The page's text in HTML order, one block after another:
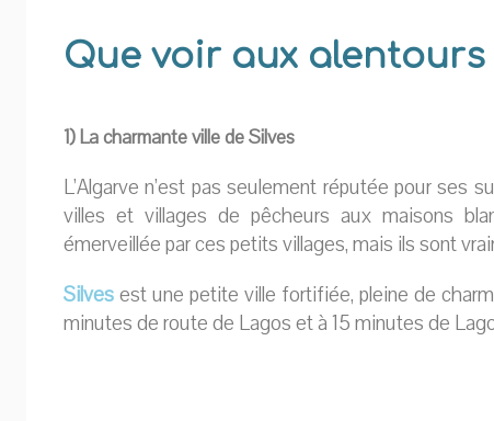
Que voir aux alentours
1) La charmante ville de Silves
L’Algarve n’est pas seulement réputée pour ses
villes et villages de pêcheurs aux maisons
émerveillée par ces petits villages, mais ils sont
Silvesest une petite ville fortifiée, pleine de
minutes de route de Lagos et à 15 minutes de